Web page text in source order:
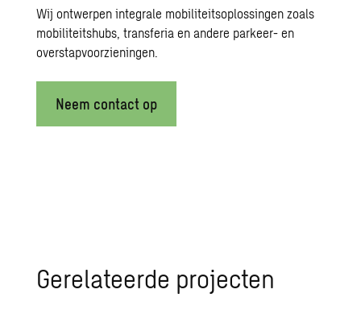
Wij ontwerpen integrale mobiliteitsoplossingen zoals
mobiliteitshubs, transferia en andere parkeer- en
overstapvoorzieningen.
Neem contact op
Ge­re­la­teer­de pro­jec­ten